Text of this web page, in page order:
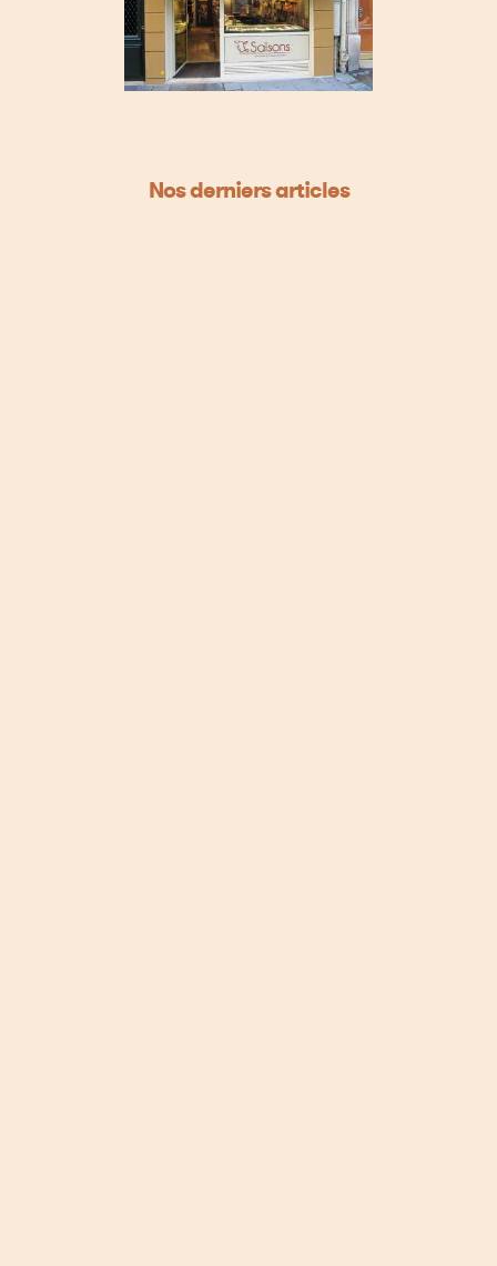
Nos derniers articles